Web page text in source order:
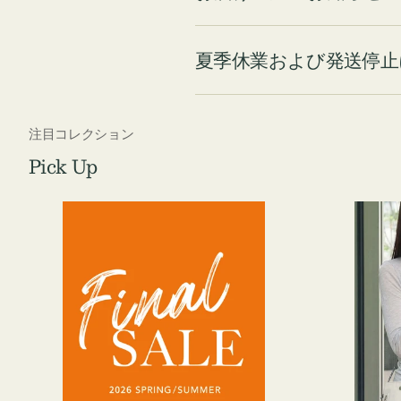
夏季休業および発送停
注目コレクション
Pick Up